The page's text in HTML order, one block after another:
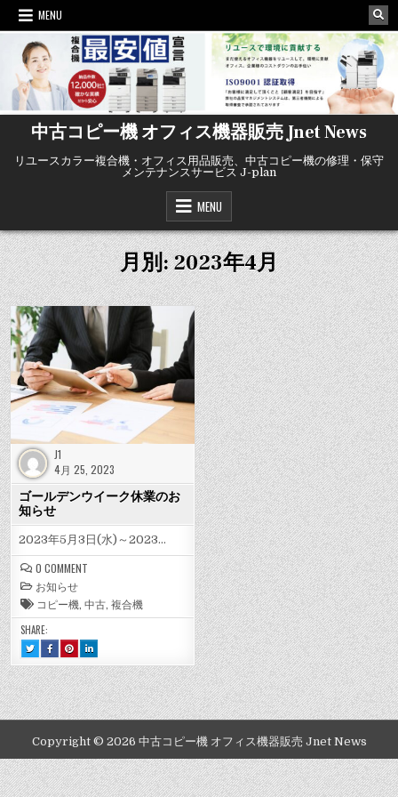
Skip
content
MENU
中古コピー機 オフィス機器販売 Jnet News
リユースカラー複合機・オフィス用品販売、中古コピー機の修理・保守
メンテナンスサービス J-plan
MENU
月別: 2023年4月
J1
4月 25, 2023
ゴールデンウイーク休業のお
知らせ
2023年5月3日(水)～2023…
0 COMMENT
ル
デ
ン
イ
ー
ク
休
業
の
お
知
せ
お知らせ
コピー機 ,中古 ,複合機
SHARE:
TWEET
THIS!
:
ゴ
ー
ル
デ
ン
ウ
ー
ク
業
の
お
知
SHARE
THIS
ON
FACEBOOK
:
ゴ
ー
ル
デ
ウ
イ
ク
休
業
の
SHARE
THIS
ON
PINTEREST
:
ゴ
ー
ル
デ
ウ
イ
ク
休
業
の
SHARE
THIS
ON
LINKEDIN
:
ゴ
ー
ル
デ
ウ
イ
ク
休
業
の
Copyright © 2026 中古コピー機 オフィス機器販売 Jnet News